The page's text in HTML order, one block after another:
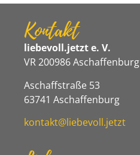
Kontakt
liebevoll.jetzt e. V.
VR 200986 Aschaffenburg
Aschaffstraße 53
63741 Aschaffenburg
kontakt@liebevoll.jetzt